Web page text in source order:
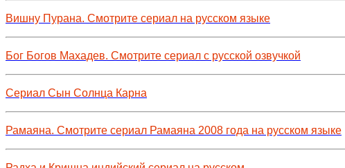
Вишну Пурана. Смотрите сериал на русском языке
Бог Богов Махадев. Смотрите сериал с русской озвучкой
Сериал Сын Солнца Карна
Рамаяна. Смотрите сериал Рамаяна 2008 года на русском языке